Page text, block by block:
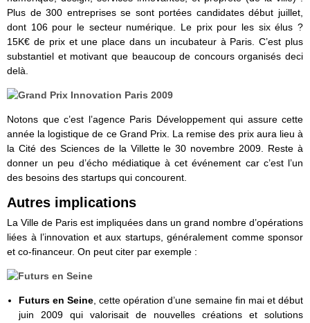
Plus de 300 entreprises se sont portées candidates début juillet,
dont 106 pour le secteur numérique. Le prix pour les six élus ?
15K€ de prix et une place dans un incubateur à Paris. C’est plus
substantiel et motivant que beaucoup de concours organisés deci
delà.
Notons que c’est l’agence Paris Développement qui assure cette
année la logistique de ce Grand Prix. La remise des prix aura lieu à
la Cité des Sciences de la Villette le 30 novembre 2009. Reste à
donner un peu d’écho médiatique à cet événement car c’est l’un
des besoins des startups qui concourent.
Autres implications
La Ville de Paris est impliquées dans un grand nombre d’opérations
liées à l’innovation et aux startups, généralement comme sponsor
et co-financeur. On peut citer par exemple :
Futurs en Seine , cette opération d’une semaine fin mai et début
juin 2009 qui valorisait de nouvelles créations et solutions